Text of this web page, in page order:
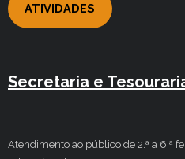
ATIVIDADES
Secretaria e
Atendimento ao público de 2.ª a 6.ª